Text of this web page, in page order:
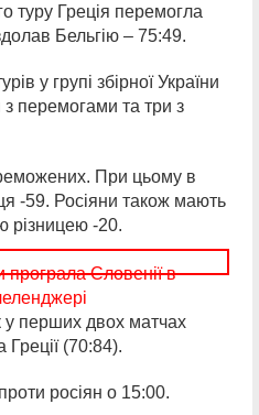
туру Греція перемогла
Бельгію – 75:49.
у групі збірної України
перемогами та три з
При цьому в
-59. Росіяни також мають
різницею -20.
програла Словенії в
перших двох матчах
Греції (70:84).
росіян о 15:00.